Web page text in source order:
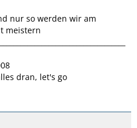
nur so werden wir am
meistern
dran, let's go